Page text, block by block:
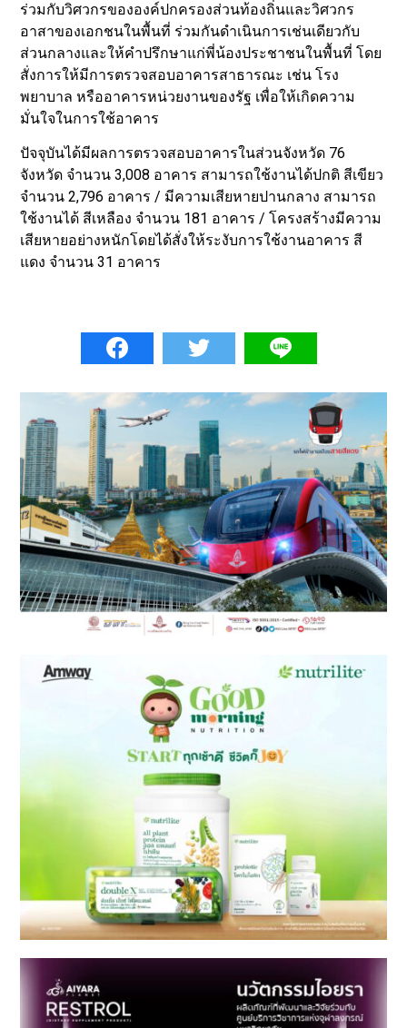
ร่วมกับวิศวกรขององค์ปกครองส่วนท้องถิ่นและวิศวกร
อาสาของเอกชนในพื้นที่ ร่วมกันดำเนินการเช่นเดียวกับ
ส่วนกลางและให้คำปรึกษาแก่พี่น้องประชาชนในพื้นที่ โดย
สั่งการให้มีการตรวจสอบอาคารสาธารณะ เช่น โรง
พยาบาล หรืออาคารหน่วยงานของรัฐ เพื่อให้เกิดความ
มั่นใจในการใช้อาคาร
ปัจจุบันได้มีผลการตรวจสอบอาคารในส่วนจังหวัด 76
จังหวัด จำนวน 3,008 อาคาร สามารถใช้งานได้ปกติ สีเขียว
จำนวน 2,796 อาคาร / มีความเสียหายปานกลาง สามารถ
ใช้งานได้ สีเหลือง จำนวน 181 อาคาร / โครงสร้างมีความ
เสียหายอย่างหนักโดยได้สั่งให้ระงับการใช้งานอาคาร สี
แดง จำนวน 31 อาคาร